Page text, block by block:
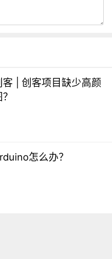
客 | 创客项目缺少高颜
怎么办？